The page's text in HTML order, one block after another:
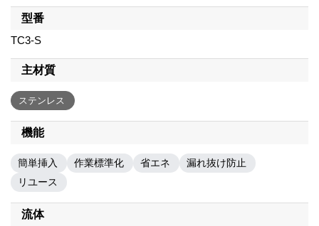
型番
TC3-S
主材質
ステンレス
機能
簡単挿入 作業標準化 省エネ
漏れ抜け防止
リユース
流体